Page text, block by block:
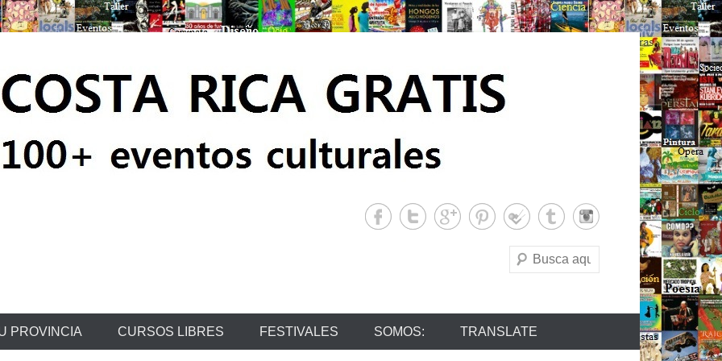
Buscar
PROVINCIA CURSOS LIBRES FESTIVALES SOMOS: TRANSLATE